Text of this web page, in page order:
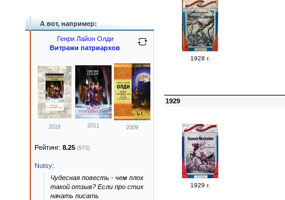
1928 г.
1929
1929 г.
А вот, например:
Генри Лайон Олди
Витражи патриархов
2018 2011 2009
Рейтинг: 8.25 (973)
Nutsy:
Чудесная повесть - чем плох
такой отзыв? Если про стих
начать писать